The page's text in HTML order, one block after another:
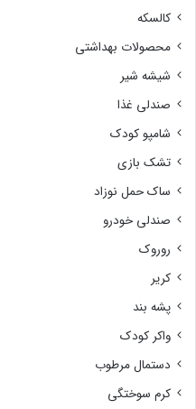
کالسکه
محصولات بهداشتی
شیشه شیر
صندلی غذا
شامپو کودک
تشک بازی
ساک حمل نوزاد
صندلی خودرو
روروک
کریر
پشه بند
واکر کودک
دستمال مرطوب
کرم سوختگی